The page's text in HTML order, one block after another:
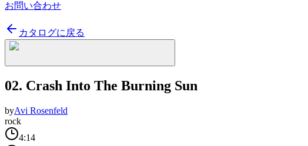
お問い合わせ
カタログに戻る
02. Crash Into The Burning Sun
byAvi Rosenfeld
rock
4:14